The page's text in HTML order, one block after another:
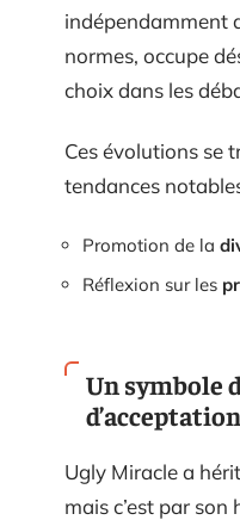
indépendamment
normes, occupe
choix dans les
Ces évolutions se
tendances
Promotion de la
Réflexion sur les
Un symbole
d’acceptation
Ugly Miracle a
mais c’est par son